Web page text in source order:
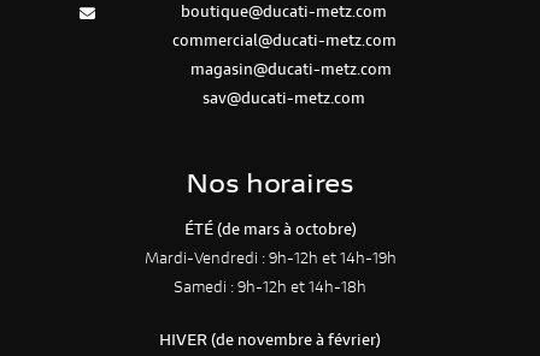
boutique@ducati-metz.com
commercial@ducati-metz.com
magasin@ducati-metz.com
sav@ducati-metz.com
Nos horaires
ÉTÉ (de mars à octobre)
Mardi-Vendredi : 9h-12h et 14h-19h
Samedi : 9h-12h et 14h-18h
HIVER (de novembre à février)